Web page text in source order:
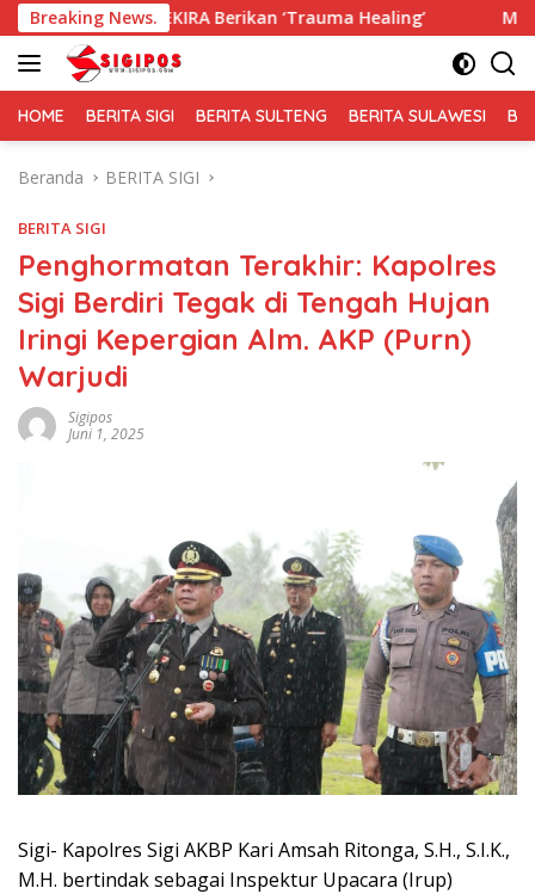
Langsung
ke
konten
Breaking News.
Berikan ‘Trauma Healing’ Membaur Tanpa
HOME BERITA SIGI BERITA SULTENG BERITA SULAWESI
Beranda BERITA SIGI
BERITA SIGI
Penghormatan Terakhir: Kapolres
Sigi Berdiri Tegak di Tengah Hujan
Iringi Kepergian Alm. AKP (Purn)
Warjudi
Sigipos
Juni 1, 2025
Sigi- Kapolres Sigi AKBP Kari Amsah Ritonga, S.H., S.I.K.,
M.H. bertindak sebagai Inspektur Upacara (Irup)